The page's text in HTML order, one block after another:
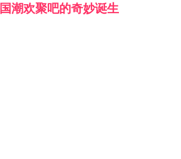
潮欢聚吧的奇妙诞生